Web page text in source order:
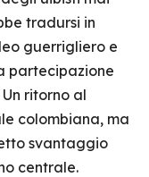
tradursi in
guerrigliero e
partecipazione
ritorno al
colombiana, ma
svantaggio
centrale.